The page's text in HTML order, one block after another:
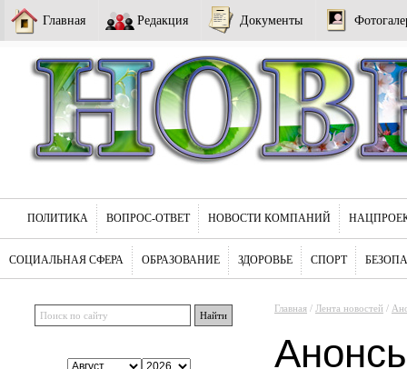
Главная Редакция Документы
ПОЛИТИКА ВОПРОС-ОТВЕТ НОВОСТИ КОМПАНИЙ
СОЦИАЛЬНАЯ СФЕРА ОБРАЗОВАНИЕ ЗДОРОВЬЕ СПОРТ
Главная / Лента новостей /